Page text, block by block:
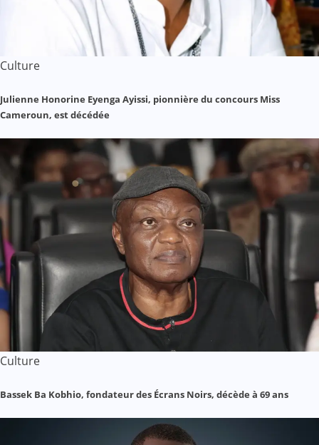
Culture
Julienne Honorine Eyenga Ayissi, pionnière du concours Miss
Cameroun, est décédée
Culture
Bassek Ba Kobhio, fondateur des Écrans Noirs, décède à 69 ans